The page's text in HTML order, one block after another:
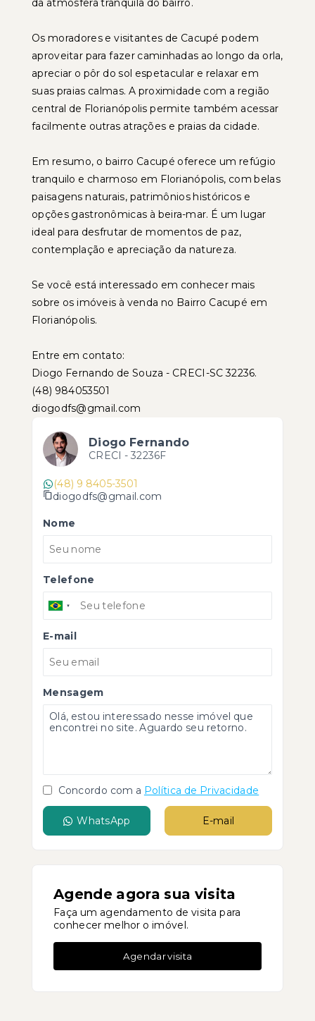
da atmosfera tranquila do bairro.
Os moradores e visitantes de Cacupé podem
aproveitar para fazer caminhadas ao longo da orla,
apreciar o pôr do sol espetacular e relaxar em
suas praias calmas. A proximidade com a região
central de Florianópolis permite também acessar
facilmente outras atrações e praias da cidade.
Em resumo, o bairro Cacupé oferece um refúgio
tranquilo e charmoso em Florianópolis, com belas
paisagens naturais, patrimônios históricos e
opções gastronômicas à beira-mar. É um lugar
ideal para desfrutar de momentos de paz,
contemplação e apreciação da natureza.
Se você está interessado em conhecer mais
sobre os imóveis à venda no Bairro Cacupé em
Florianópolis.
Entre em contato:
Diogo Fernando de Souza - CRECI-SC 32236.
(48) 984053501
diogodfs@gmail.com
Diogo Fernando
CRECI - 32236F
(48) 9 8405-3501
diogodfs@gmail.com
Nome
Telefone
E-mail
Mensagem
Concordo com a Política de Privacidade
WhatsApp E-mail
Agende agora sua visita
Faça um agendamento de visita para
conhecer melhor o imóvel.
Agendar visita